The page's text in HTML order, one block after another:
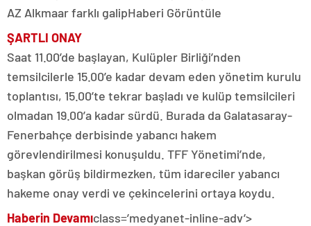
AZ Alkmaar farklı galipHaberi Görüntüle
ŞARTLI ONAY
Saat 11.00’de başlayan, Kulüpler Birliği’nden
temsilcilerle 15.00’e kadar devam eden yönetim kurulu
toplantısı, 15.00’te tekrar başladı ve kulüp temsilcileri
olmadan 19.00’a kadar sürdü. Burada da Galatasaray-
Fenerbahçe derbisinde yabancı hakem
görevlendirilmesi konuşuldu. TFF Yönetimi’nde,
başkan görüş bildirmezken, tüm idareciler yabancı
hakeme onay verdi ve çekincelerini ortaya koydu.
Haberin Devamıclass=’medyanet-inline-adv’>